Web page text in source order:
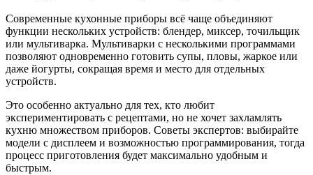
Современные кухонные приборы всё чаще объединяют
функции нескольких устройств: блендер, миксер, точильщик
или мультиварка. Мультиварки с несколькими программами
позволяют одновременно готовить супы, пловы, жаркое или
даже йогурты, сокращая время и место для отдельных
устройств.
Это особенно актуально для тех, кто любит
экспериментировать с рецептами, но не хочет захламлять
кухню множеством приборов. Советы экспертов: выбирайте
модели с дисплеем и возможностью программирования, тогда
процесс приготовления будет максимально удобным и
быстрым.